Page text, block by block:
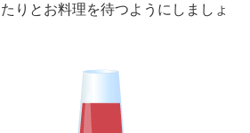
りとお料理を待つようにしましょ